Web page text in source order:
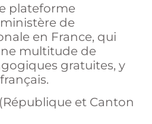
plateforme
de
en France, qui
multitude de
gratuites, y
(République et Canton